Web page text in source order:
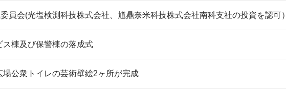
員会(光塩検測科技株式会社、馗鼎奈米科技株式会社南科支社の投資を認可）
ス棟及び保警棟の落成式
場公衆トイレの芸術壁絵2ヶ所が完成